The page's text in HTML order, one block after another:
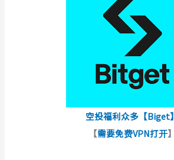
空投福利众多【Biget】
【需要免费VPN打开】